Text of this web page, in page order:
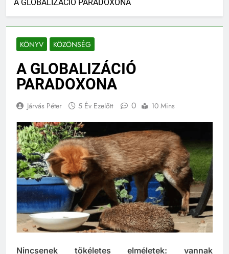
KÖNYV KÖZÖNSÉG
A GLOBALIZÁCIÓ
PARADOXONA